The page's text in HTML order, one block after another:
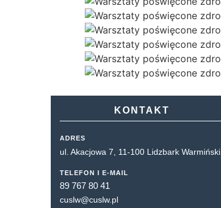
KONTAKT
ADRES
ul. Akacjowa 7, 11-100 Lidzbark Warmiński
TELEFON I E-MAIL
89 767 80 41
cuslw@cuslw.pl